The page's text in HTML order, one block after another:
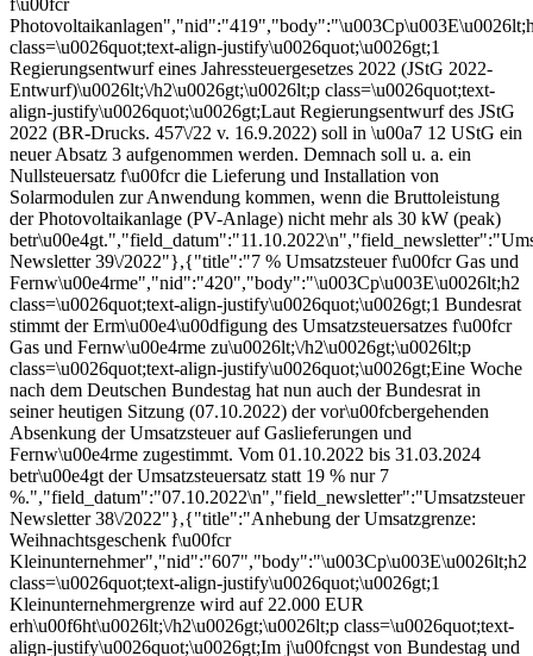
f\u00fcr
class=\u0026quot;text-align-justify\u0026quot;\u0026gt;1
Regierungsentwurf eines Jahressteuergesetzes 2022 (JStG 2022-
Entwurf)\u0026lt;\/h2\u0026gt;\u0026lt;p class=\u0026quot;text-
align-justify\u0026quot;\u0026gt;Laut Regierungsentwurf des JStG
2022 (BR-Drucks. 457\/22 v. 16.9.2022) soll in \u00a7 12 UStG ein
neuer Absatz 3 aufgenommen werden. Demnach soll u. a. ein
Nullsteuersatz f\u00fcr die Lieferung und Installation von
Solarmodulen zur Anwendung kommen, wenn die Bruttoleistung
der Photovoltaikanlage (PV-Anlage) nicht mehr als 30 kW (peak)
Newsletter 39\/2022"},{"title":"7 % Umsatzsteuer f\u00fcr Gas und
Fernw\u00e4rme","nid":"420","body":"\u003Cp\u003E\u0026lt;h2
class=\u0026quot;text-align-justify\u0026quot;\u0026gt;1 Bundesrat
stimmt der Erm\u00e4\u00dfigung des Umsatzsteuersatzes f\u00fcr
Gas und Fernw\u00e4rme zu\u0026lt;\/h2\u0026gt;\u0026lt;p
class=\u0026quot;text-align-justify\u0026quot;\u0026gt;Eine Woche
nach dem Deutschen Bundestag hat nun auch der Bundesrat in
seiner heutigen Sitzung (07.10.2022) der vor\u00fcbergehenden
Absenkung der Umsatzsteuer auf Gaslieferungen und
Fernw\u00e4rme zugestimmt. Vom 01.10.2022 bis 31.03.2024
betr\u00e4gt der Umsatzsteuersatz statt 19 % nur 7
%.","field_datum":"07.10.2022\n","field_newsletter":"Umsatzsteuer
Newsletter 38\/2022"},{"title":"Anhebung der Umsatzgrenze:
Weihnachtsgeschenk f\u00fcr
Kleinunternehmer","nid":"607","body":"\u003Cp\u003E\u0026lt;h2
class=\u0026quot;text-align-justify\u0026quot;\u0026gt;1
Kleinunternehmergrenze wird auf 22.000 EUR
erh\u00f6ht\u0026lt;\/h2\u0026gt;\u0026lt;p class=\u0026quot;text-
align-justify\u0026quot;\u0026gt;Im j\u00fcngst von Bundestag und